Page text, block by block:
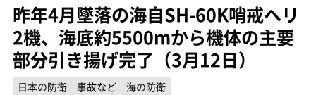
昨年4月墜落の海自SH-60K哨戒ヘリ
2機、海底約5500mから機体の主要
部分引き揚げ完了（3月12日）
日本の防衛 事故など
海の防衛